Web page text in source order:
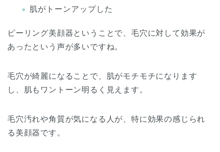
肌がトーンアップした
ピーリング美顔器ということで、毛穴に対して効果が
あったという声が多いですね。
毛穴が綺麗になることで、肌がモチモチになります
し、肌もワントーン明るく見えます。
毛穴汚れや角質が気になる人が、特に効果の感じられ
る美顔器です。